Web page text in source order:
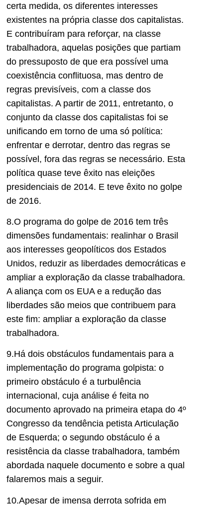
certa medida, os diferentes interesses
existentes na própria classe dos capitalistas.
E contribuíram para reforçar, na classe
trabalhadora, aquelas posições que partiam
do pressuposto de que era possível uma
coexistência conflituosa, mas dentro de
regras previsíveis, com a classe dos
capitalistas. A partir de 2011, entretanto, o
conjunto da classe dos capitalistas foi se
unificando em torno de uma só política:
enfrentar e derrotar, dentro das regras se
possível, fora das regras se necessário. Esta
política quase teve êxito nas eleições
presidenciais de 2014. E teve êxito no golpe
de 2016.
8.O programa do golpe de 2016 tem três
dimensões fundamentais: realinhar o Brasil
aos interesses geopolíticos dos Estados
Unidos, reduzir as liberdades democráticas e
ampliar a exploração da classe trabalhadora.
A aliança com os EUA e a redução das
liberdades são meios que contribuem para
este fim: ampliar a exploração da classe
trabalhadora.
9.Há dois obstáculos fundamentais para a
implementação do programa golpista: o
primeiro obstáculo é a turbulência
internacional, cuja análise é feita no
documento aprovado na primeira etapa do 4º
Congresso da tendência petista Articulação
de Esquerda; o segundo obstáculo é a
resistência da classe trabalhadora, também
abordada naquele documento e sobre a qual
falaremos mais a seguir.
10.Apesar de imensa derrota sofrida em